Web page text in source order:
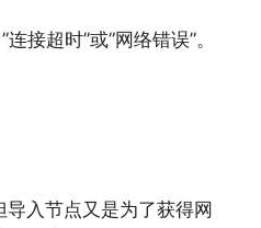
接超时”或”网络错误”。
入节点又是为了获得网